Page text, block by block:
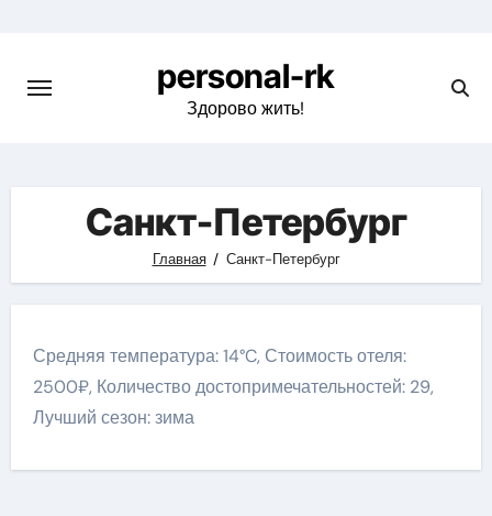
содержимому
personal-rk
Здорово жить!
Санкт-Петербург
Главная Санкт-Петербург
Средняя температура: 14°C, Стоимость отеля:
2500₽, Количество достопримечательностей: 29,
Лучший сезон: зима